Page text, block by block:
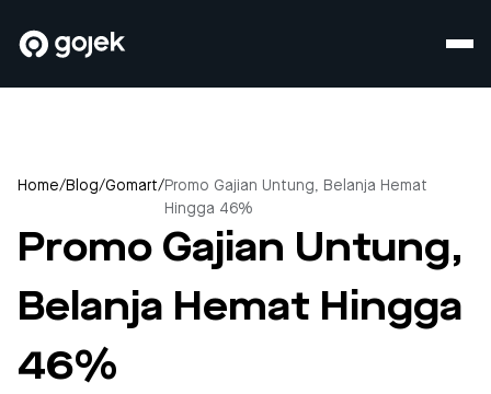
Home/Blog/Gomart/Promo Gajian Untung, Belanja Hemat
Hingga 46%
Promo Gajian Untung,
Belanja Hemat Hingga
46%